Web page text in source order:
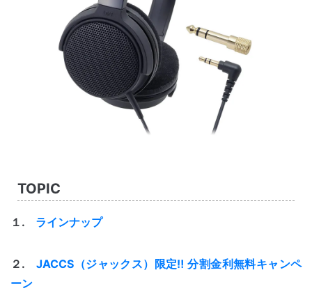
TOPIC
１. ラインナップ
２.JACCS（ジャックス）限定‼ 分割金利無料キャンペ
ーン